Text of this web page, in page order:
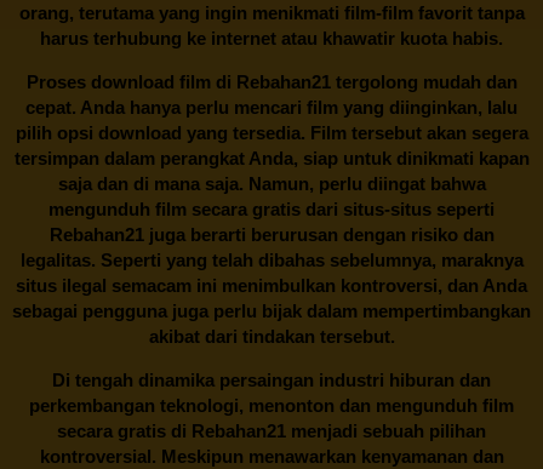
orang, terutama yang ingin menikmati film-film favorit tanpa
harus terhubung ke internet atau khawatir kuota habis.
Proses download film di Rebahan21tergolong mudah dan
cepat. Anda hanya perlu mencari film yang diinginkan, lalu
pilih opsi download yang tersedia. Film tersebut akan segera
tersimpan dalam perangkat Anda, siap untuk dinikmati kapan
saja dan di mana saja. Namun, perlu diingat bahwa
mengunduh film secara gratis dari situs-situs seperti
Rebahan21 juga berarti berurusan dengan risiko dan
legalitas. Seperti yang telah dibahas sebelumnya, maraknya
situs ilegal semacam ini menimbulkan kontroversi, dan Anda
sebagai pengguna juga perlu bijak dalam mempertimbangkan
akibat dari tindakan tersebut.
Di tengah dinamika persaingan industri hiburan dan
perkembangan teknologi, menonton dan mengunduh film
secara gratis di Rebahan21 menjadi sebuah pilihan
kontroversial. Meskipun menawarkan kenyamanan dan